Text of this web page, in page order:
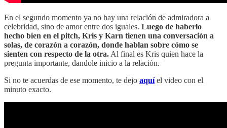
En el segundo momento ya no hay una relación de admiradora a
celebridad, sino de amor entre dos iguales. Luego de haberlo
hecho bien en el pitch, Kris y Karn tienen una conversación a
solas, de corazón a corazón, donde hablan sobre cómo se
sienten con respecto de la otra. Al final es Kris quien hace la
pregunta importante, dandole inicio a la relación.
Si no te acuerdas de ese momento, te dejo aquíel video con el
minuto exacto.